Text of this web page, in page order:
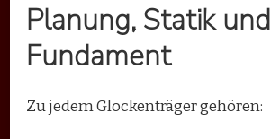
Planung, Statik und
Fundament
Zu jedem Glockenträger gehören: